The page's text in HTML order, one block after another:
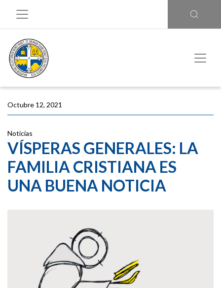
Octubre 12, 2021
Noticias
VÍSPERAS GENERALES: LA
FAMILIA CRISTIANA ES
UNA BUENA NOTICIA